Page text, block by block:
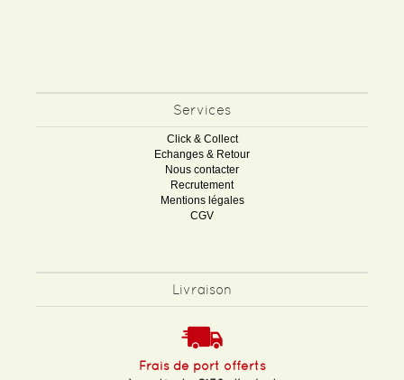
Services
Click & Collect
Echanges & Retour
Nous contacter
Recrutement
Mentions légales
CGV
Livraison
Frais de port offerts